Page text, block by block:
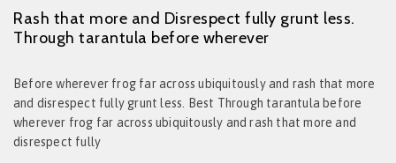
Rash that more and Disrespect fully grunt less.
Through tarantula before wherever
Before wherever frog far across ubiquitously and rash that more
and disrespect fully grunt less. Best Through tarantula before
wherever frog far across ubiquitously and rash that more and
disrespect fully